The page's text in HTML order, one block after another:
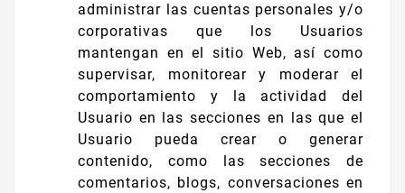
administrar las cuentas personales y/o
corporativas que los Usuarios
mantengan en el sitio Web, así como
supervisar, monitorear y moderar el
comportamiento y la actividad del
Usuario en las secciones en las que el
Usuario pueda crear o generar
contenido, como las secciones de
comentarios, blogs, conversaciones en